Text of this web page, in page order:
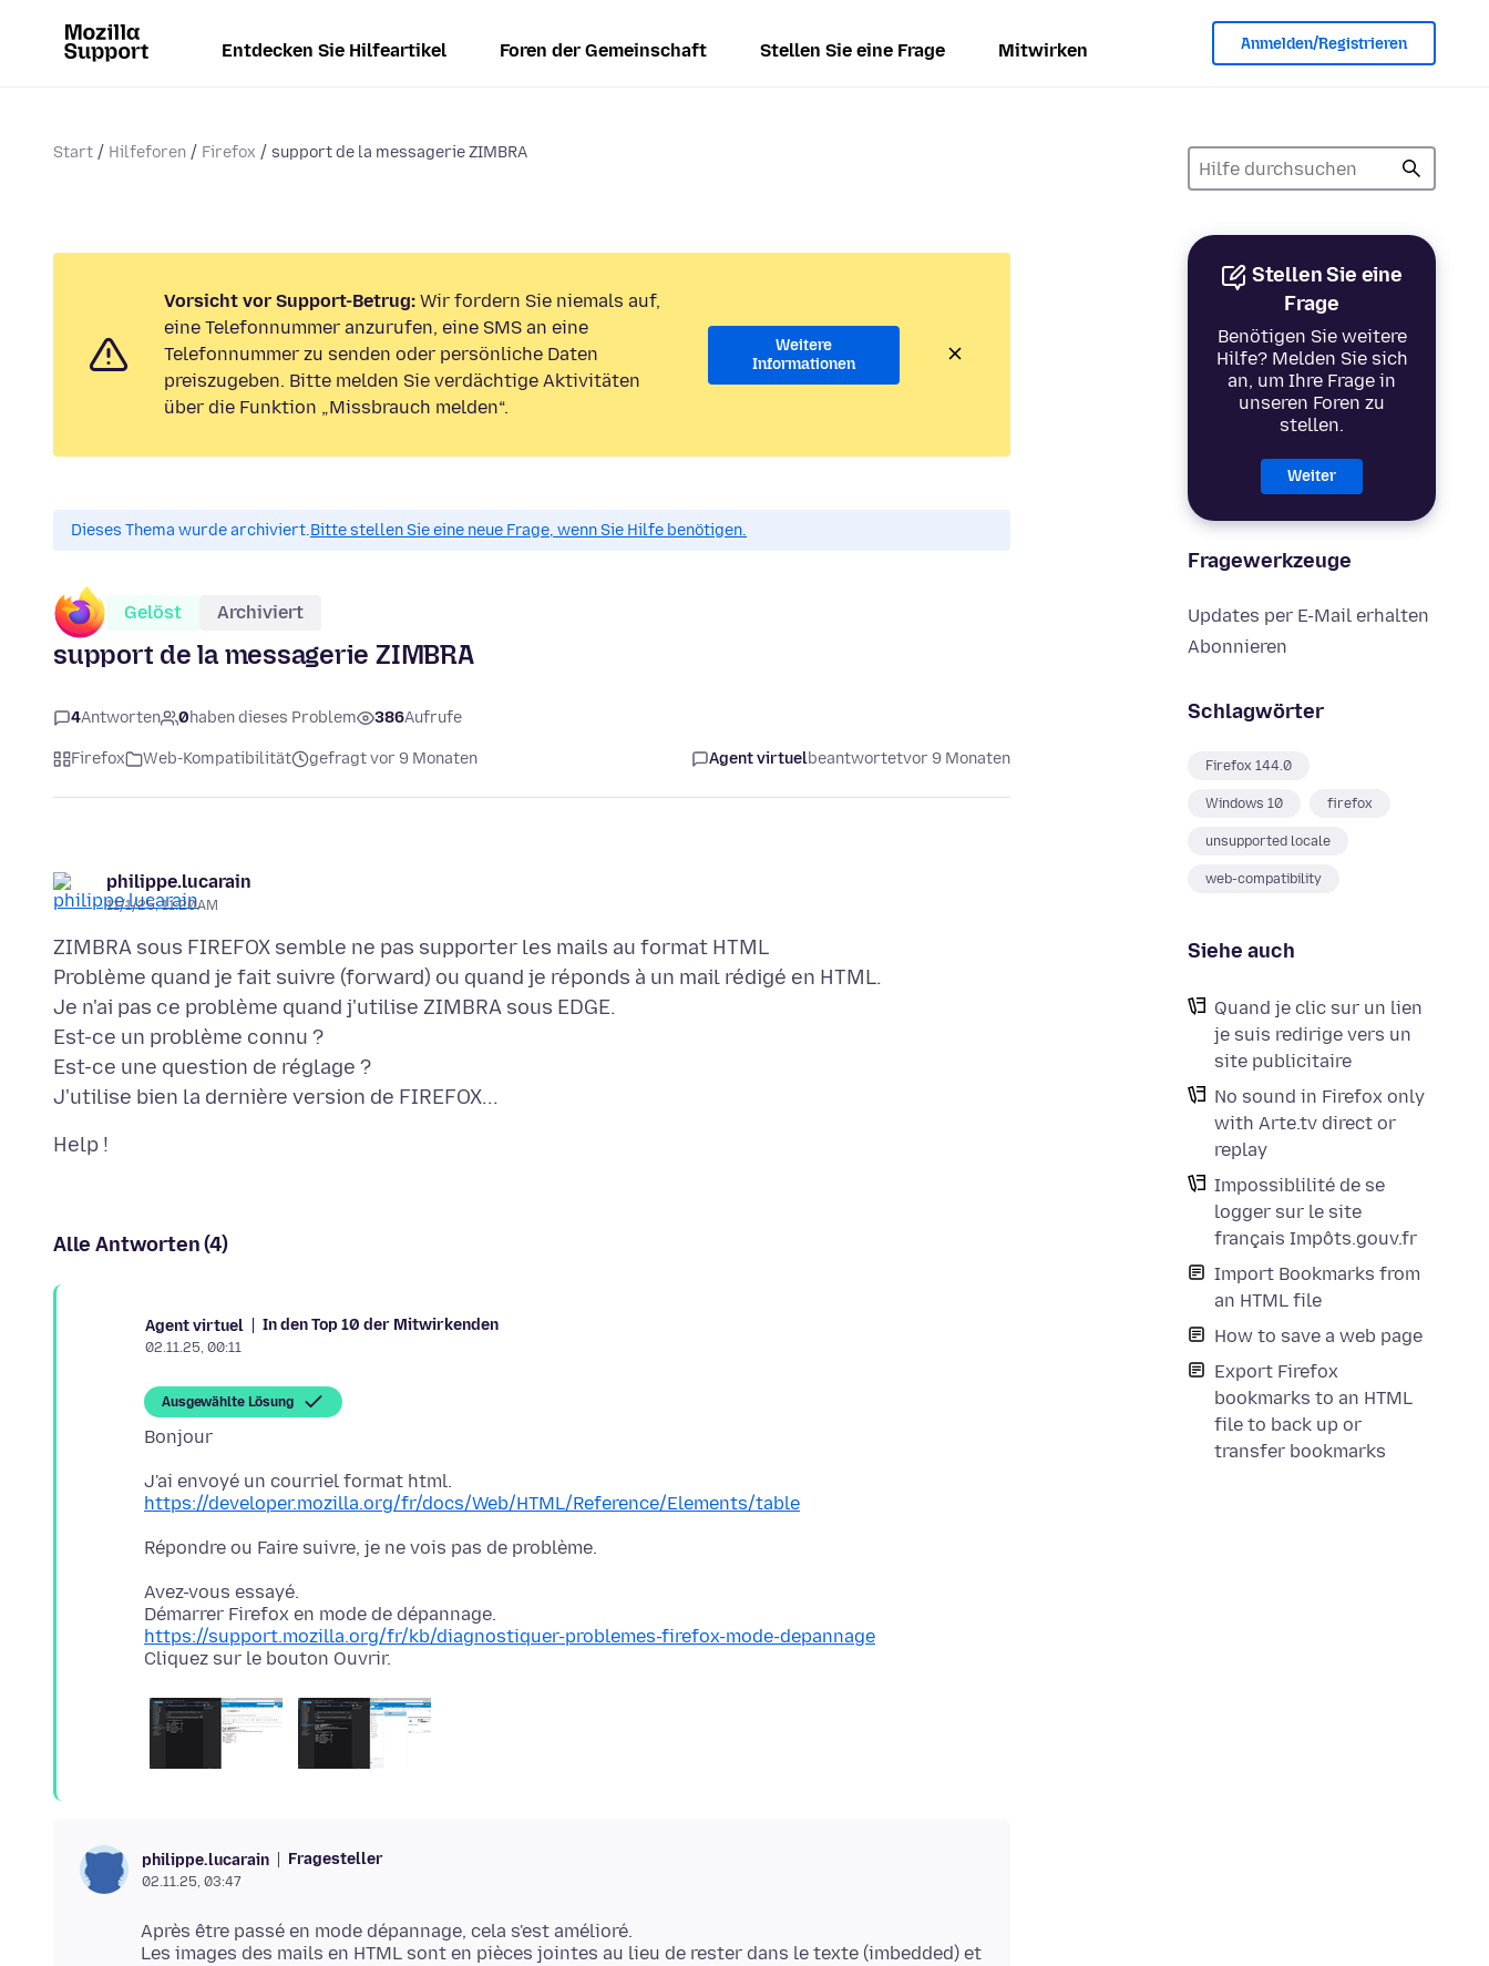
Entdecken Sie Hilfeartikel Foren der Gemeinschaft Stellen Sie eine Frage Mitwirken Anmelden/Registrieren
Start Hilfeforen Firefox support de la messagerie ZIMBRA
Stellen Sie eine
Frage
Benötigen Sie weitere
Hilfe? Melden Sie sich
an, um Ihre Frage in
unseren Foren zu
stellen.
Weiter
Fragewerkzeuge
Updates per E-Mail erhalten
Abonnieren
Schlagwörter
Firefox 144.0
Windows 10 firefox
unsupported locale
web-compatibility
Siehe auch
Quand je clic sur un lien
je suis redirige vers un
site publicitaire
No sound in Firefox only
with Arte.tv direct or
replay
Impossiblilité de se
logger sur le site
français Impôts.gouv.fr
Import Bookmarks from
an HTML file
How to save a web page
Export Firefox
bookmarks to an HTML
file to back up or
transfer bookmarks
Vorsicht vor Support-Betrug: Wir fordern Sie niemals auf,
eine Telefonnummer anzurufen, eine SMS an eine
Telefonnummer zu senden oder persönliche Daten
preiszugeben. Bitte melden Sie verdächtige Aktivitäten
über die Funktion „Missbrauch melden“.
Weitere
Informationen
Dieses Thema wurde archiviert.Bitte stellen Sie eine neue Frage, wenn Sie Hilfe benötigen.
Gelöst Archiviert
support de la messagerie ZIMBRA
4Antworten 0haben dieses Problem 386Aufrufe
Firefox Web-Kompatibilität gefragt vor 9 Monaten Agent virtuelbeantwortetvor 9 Monaten
philippe.lucarain
11/1/25, 11:20 AM
ZIMBRA sous FIREFOX semble ne pas supporter les mails au format HTML
Problème quand je fait suivre (forward) ou quand je réponds à un mail rédigé en HTML.
Je n'ai pas ce problème quand j'utilise ZIMBRA sous EDGE.
Est-ce un problème connu ?
Est-ce une question de réglage ?
Alle Antworten (4)
Agent virtuel In den Top 10 der Mitwirkenden
02.11.25, 00:11
Ausgewählte Lösung
https://developer.mozilla.org/fr/docs/Web/HTML/Reference/Elements/table
Avez-vous essayé.
https://support.mozilla.org/fr/kb/diagnostiquer-problemes-firefox-mode-depannage
philippe.lucarain Fragesteller
02.11.25, 03:47
Après être passé en mode dépannage, cela s'est amélioré.
Les images des mails en HTML sont en pièces jointes au lieu de rester dans le texte (imbedded) et